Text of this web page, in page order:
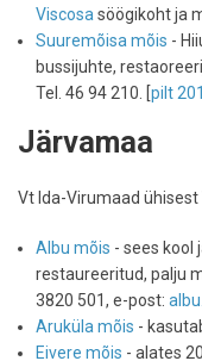
Viscosasöögikoht ja
Suuremõisa mõis -
bussijuhte,
Tel. 46 94 210. [pilt
Järvamaa
Vt Ida-Virumaad
Albu mõis - sees kool
restaureeritud, palju
3820 501, e-post:
Aruküla mõis -
Eivere mõis - alates